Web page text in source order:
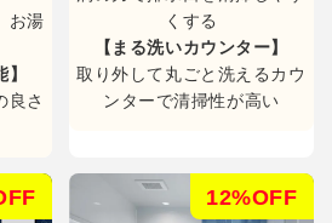
お湯
良さ
くする
【まる洗いカウンター】
取り外して丸ごと洗えるカウ
ンターで清掃性が高い
12%OFF